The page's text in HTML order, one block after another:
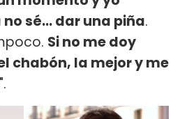
sé… dar una piña.
Si no me doy
chabón, la mejor y me
".